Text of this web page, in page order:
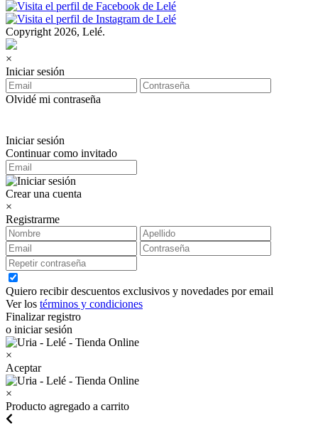
Copyright 2026, Lelé.
×
Iniciar sesión
Olvidé mi contraseña
Iniciar sesión
Continuar como invitado
Crear una cuenta
×
Registrarme
Quiero recibir descuentos exclusivos y novedades por email
Ver los términos y condiciones
Finalizar registro
o iniciar sesión
×
Aceptar
×
Producto agregado a carrito